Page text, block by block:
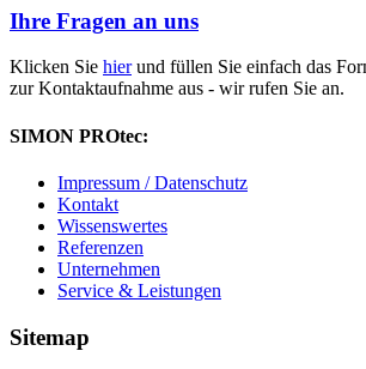
Ihre Fragen an uns
Klicken Sie hierund füllen Sie einfach das
zur Kontaktaufnahme aus - wir rufen Sie an.
SIMON PROtec:
Impressum / Datenschutz
Kontakt
Wissenswertes
Referenzen
Unternehmen
Service & Leistungen
Sitemap